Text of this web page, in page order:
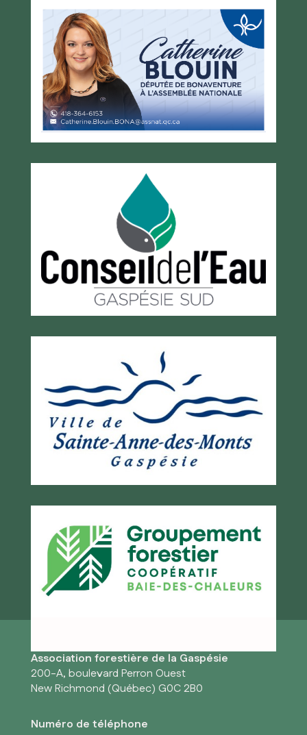
Association forestière de la Gaspésie
200-A, boulevard Perron Ouest
New Richmond (Québec) G0C 2B0
Numéro de téléphone